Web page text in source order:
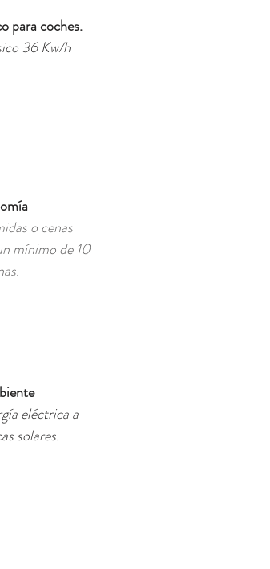
para coches.
36 Kw/h
o cenas
mínimo de 10
eléctrica a
solares.